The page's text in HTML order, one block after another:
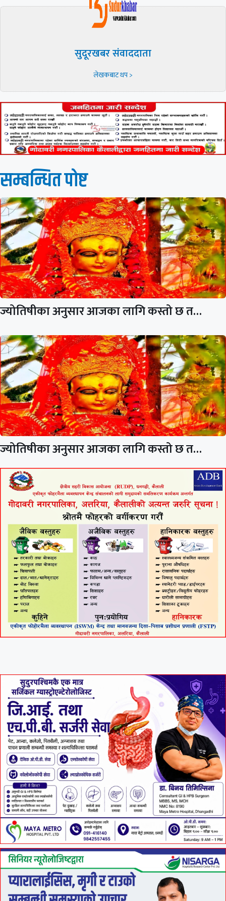
सुदूरखबर संवाददाता
लेखकबाट थप >
सम्बन्धित पाेष्ट
ज्योतिषीका अनुसार आजका लागि कस्तो छ त…
ज्योतिषीका अनुसार आजका लागि कस्तो छ त…